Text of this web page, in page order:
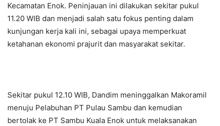
Kecamatan Enok. Peninjauan ini dilakukan sekitar pukul
11.20 WIB dan menjadi salah satu fokus penting dalam
kunjungan kerja kali ini, sebagai upaya memperkuat
ketahanan ekonomi prajurit dan masyarakat sekitar.
Sekitar pukul 12.10 WIB, Dandim meninggalkan Makoramil
menuju Pelabuhan PT Pulau Sambu dan kemudian
bertolak ke PT Sambu Kuala Enok untuk melaksanakan